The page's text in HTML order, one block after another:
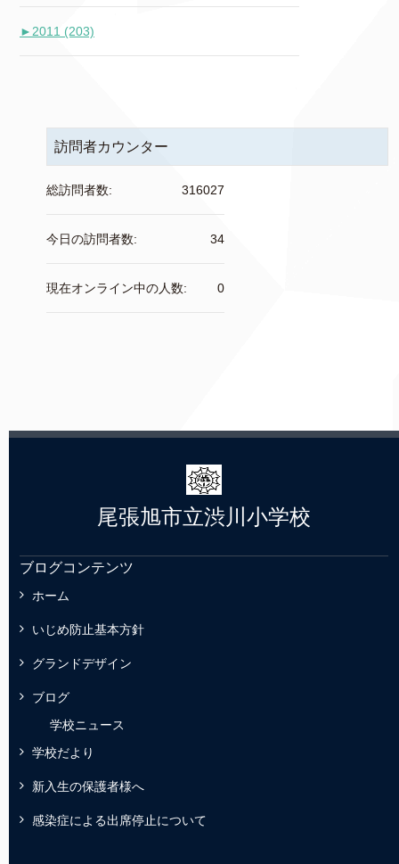
► 2011 (203)
訪問者カウンター
316027
総訪問者数:
34
今日の訪問者数:
0
現在オンライン中の人数:
尾張旭市立渋川小学校
ブログコンテンツ
ホーム
いじめ防止基本方針
グランドデザイン
ブログ
学校ニュース
学校だより
新入生の保護者様へ
感染症による出席停止について